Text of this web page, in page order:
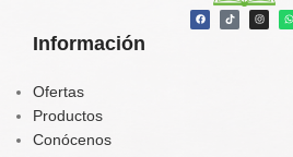
Información
Ofertas
Productos
Conócenos